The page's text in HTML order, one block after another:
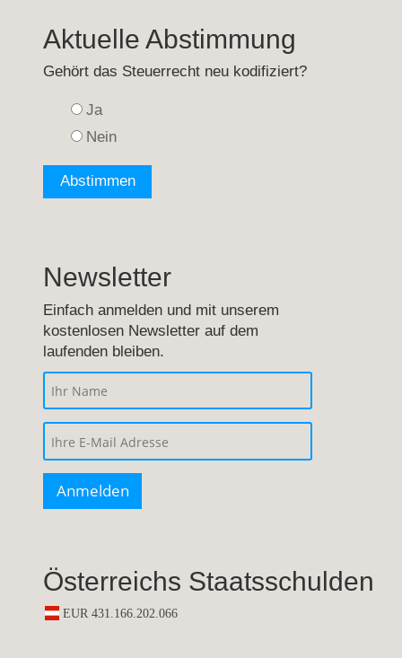
Aktuelle Abstimmung
Gehört das Steuerrecht neu kodifiziert?
Ja
Nein
Newsletter
Einfach anmelden und mit unserem
kostenlosen Newsletter auf dem
laufenden bleiben.
Österreichs Staatsschulden